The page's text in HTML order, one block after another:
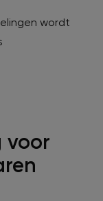
wordt
voor